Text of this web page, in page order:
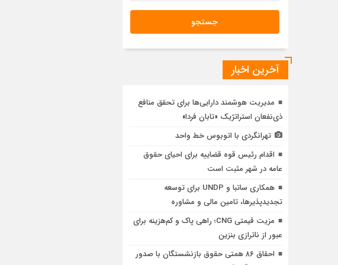
آخرین اخبار
مدیریت هوشمند دارایی‌ها برای تحقق منافع
ذی‌نفعان استراتژیک «تابان فردا»
تهرانگردی با اتوبوس خط واحد
اقدام رئیس قوه قضاییه برای احیای حقوق
عامه در شهر مثبت است
همکاری ساتبا و UNDP برای توسعه
تجدیدپذیرها، تامین مالی و مشاوره
مزیت قیمتی CNG؛ راهی پاک و کم‌هزینه برای
عبور از ناترازی بنزین
احقاق ۸۶ همتی حقوق بازنشستگان با صدور